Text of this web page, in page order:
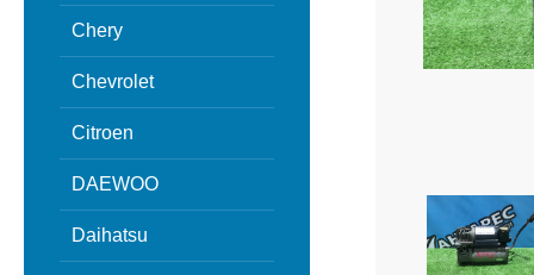
Chery
Chevrolet
Citroen
DAEWOO
Daihatsu